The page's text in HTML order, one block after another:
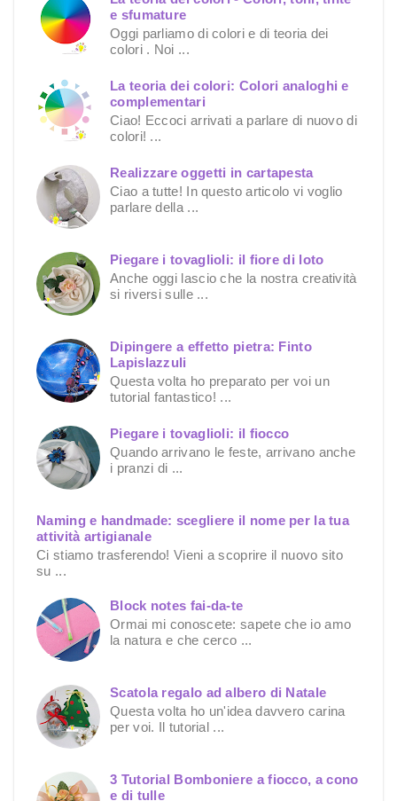
e sfumature
Oggi parliamo di colori e di teoria dei
colori . Noi ...
La teoria dei colori: Colori analoghi e
complementari
Ciao! Eccoci arrivati a parlare di nuovo di
colori! ...
Realizzare oggetti in cartapesta
Ciao a tutte! In questo articolo vi voglio
parlare della ...
Piegare i tovaglioli: il fiore di loto
Anche oggi lascio che la nostra creatività
si riversi sulle ...
Dipingere a effetto pietra: Finto
Lapislazzuli
Questa volta ho preparato per voi un
tutorial fantastico! ...
Piegare i tovaglioli: il fiocco
Quando arrivano le feste, arrivano anche
i pranzi di ...
Naming e handmade: scegliere il nome per la tua
attività artigianale
Ci stiamo trasferendo! Vieni a scoprire il nuovo sito
su ...
Block notes fai-da-te
Ormai mi conoscete: sapete che io amo
la natura e che cerco ...
Scatola regalo ad albero di Natale
Questa volta ho un'idea davvero carina
per voi. Il tutorial ...
3 Tutorial Bomboniere a fiocco, a cono
e di tulle